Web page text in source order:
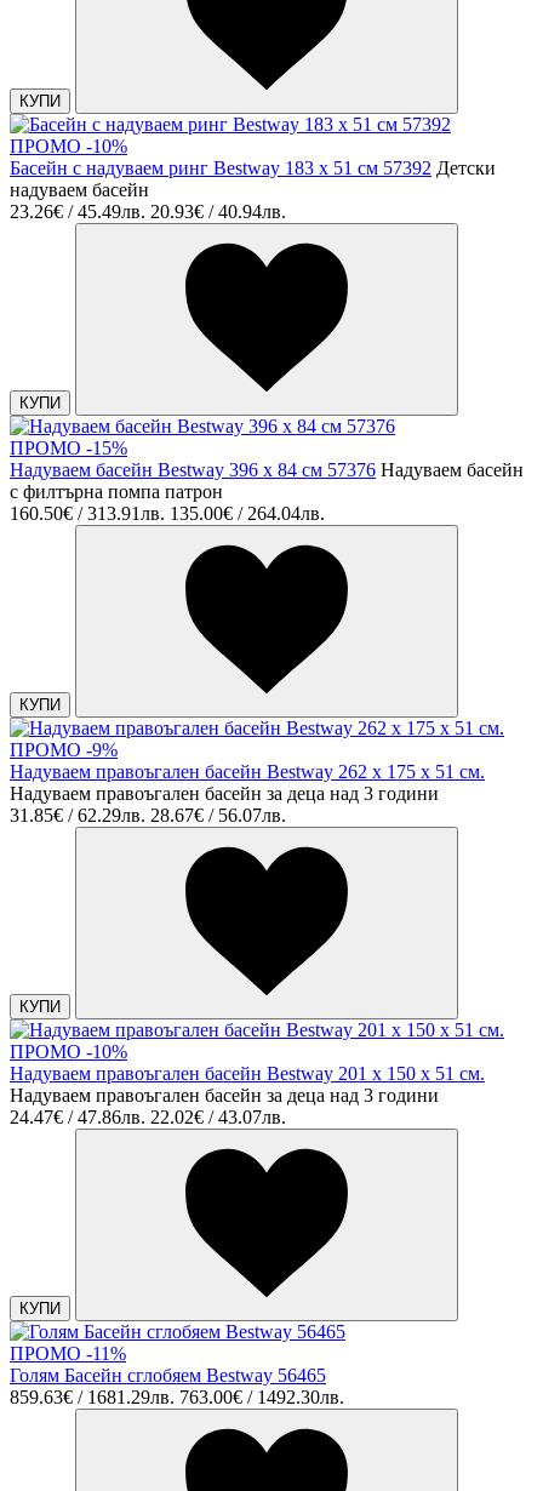
КУПИ
ПРОМО -10%
Басейн с надуваем ринг Bestway 183 x 51 см 57392 Детски
надуваем басейн
23.26€ / 45.49лв. 20.93€ / 40.94лв.
КУПИ
ПРОМО -15%
Надуваем басейн Bestway 396 x 84 см 57376 Надуваем басейн
с филтърна помпа патрон
160.50€ / 313.91лв. 135.00€ / 264.04лв.
КУПИ
ПРОМО -9%
Надуваем правоъгален басейн Bestway 262 х 175 х 51 см.
Надуваем правоъгален басейн за деца над 3 години
31.85€ / 62.29лв. 28.67€ / 56.07лв.
КУПИ
ПРОМО -10%
Надуваем правоъгален басейн Bestway 201 х 150 х 51 см.
Надуваем правоъгален басейн за деца над 3 години
24.47€ / 47.86лв. 22.02€ / 43.07лв.
КУПИ
ПРОМО -11%
Голям Басейн сглобяем Bestway 56465
859.63€ / 1681.29лв. 763.00€ / 1492.30лв.